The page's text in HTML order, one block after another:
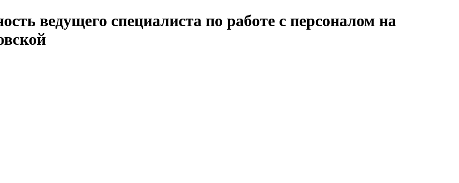
ведущего специалиста по работе с персоналом на